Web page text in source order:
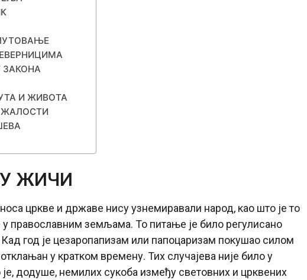
ЗАКОНА
И ЖИВОТА
ЖАЛОСТИ
ЖИЧИ
цркве и државе нису узнемиравали народ, као што је то
у православним земљама. То питање је било регулисано
год је цезаропапизам или папоцаризам покушао силом
у кратком времену. Тих случајева није било у
додуше, немилих сукоба између световних и црквених